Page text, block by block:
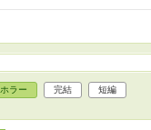
ホラー 完結 短編